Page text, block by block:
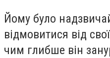
Йому було
відмовитися від
чим глибше він